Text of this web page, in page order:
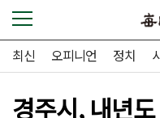
최신 오피니언 정치
경주시, 내년